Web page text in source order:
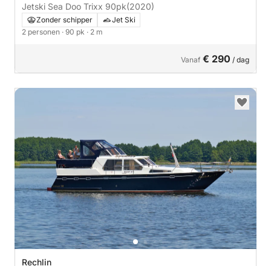
Jetski Sea Doo Trixx 90pk(2020)
Zonder schipper
Jet Ski
2 personen · 90 pk · 2 m
Vanaf € 290 / dag
Rechlin